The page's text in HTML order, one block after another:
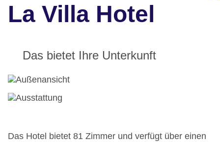
La Villa Hotel
Das bietet Ihre Unterkunft
Das Hotel bietet 81 Zimmer und verfügt über einen